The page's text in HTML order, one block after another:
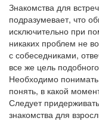
Знакомства для
подразумевает, что
исключительно при
никаких проблем не
с собеседниками,
все же цель
Необходимо
понять, в какой
Следует
знакомства для